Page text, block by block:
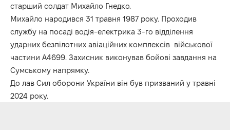
старший солдат Михайло Гнедко.
Михайло народився 31 травня 1987 року. Проходив
службу на посаді водія-електрика 3-го відділення
ударних безпілотних авіаційних комплексів військової
частини А4699. Захисник виконував бойові завдання на
Сумському напрямку.
До лав Сил оборони України він був призваний у травні
2024 року.